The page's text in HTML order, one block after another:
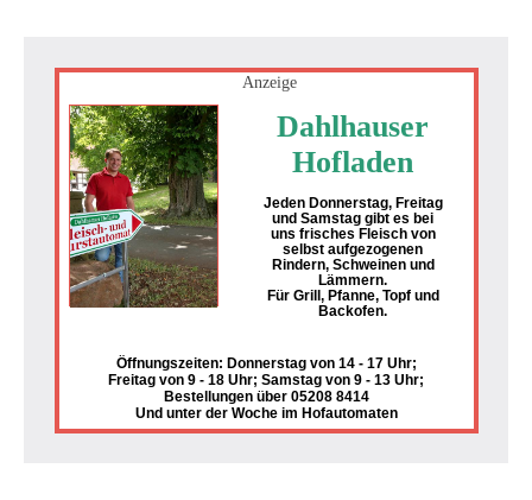
Anzeige
Dahlhauser
Hofladen
Jeden Donnerstag, Freitag
und Samstag gibt es bei
uns frisches Fleisch von
selbst aufgezogenen
Rindern, Schweinen und
Lämmern.
Für Grill, Pfanne, Topf und
Backofen.
Öffnungszeiten: Donnerstag von 14 - 17 Uhr;
Freitag von 9 - 18 Uhr; Samstag von 9 - 13 Uhr;
Bestellungen über 05208 8414
Und unter der Woche im Hofautomaten